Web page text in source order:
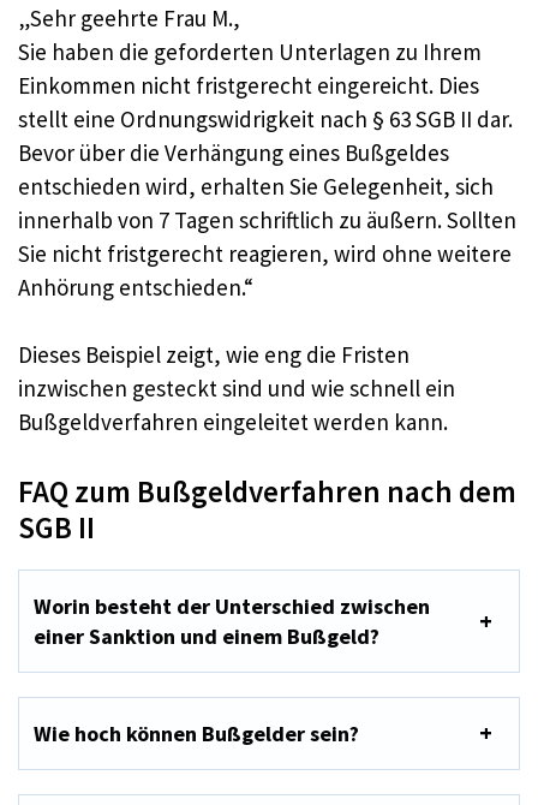
„Sehr geehrte Frau M.,
Sie haben die geforderten Unterlagen zu Ihrem
Einkommen nicht fristgerecht eingereicht. Dies
stellt eine Ordnungswidrigkeit nach § 63 SGB II dar.
Bevor über die Verhängung eines Bußgeldes
entschieden wird, erhalten Sie Gelegenheit, sich
innerhalb von 7 Tagen schriftlich zu äußern. Sollten
Sie nicht fristgerecht reagieren, wird ohne weitere
Anhörung entschieden.“
Dieses Beispiel zeigt, wie eng die Fristen
inzwischen gesteckt sind und wie schnell ein
Bußgeldverfahren eingeleitet werden kann.
FAQ zum Bußgeldverfahren nach dem
SGB II
Worin besteht der Unterschied zwischen
einer Sanktion und einem Bußgeld?
Wie hoch können Bußgelder sein?